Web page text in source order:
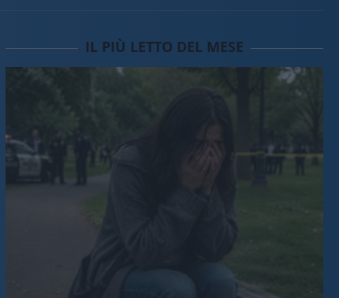
IL PIÙ LETTO DEL MESE